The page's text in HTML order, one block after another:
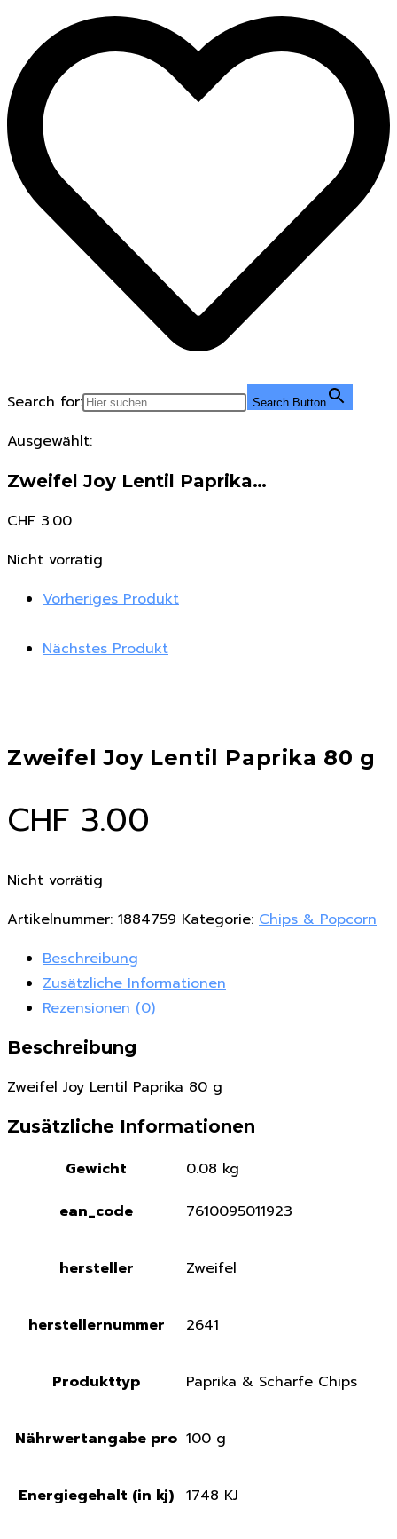
Search for: Search Button
Ausgewählt:
Zweifel Joy Lentil Paprika…
CHF 3.00
Nicht vorrätig
Vorheriges Produkt
Nächstes Produkt
Zweifel Joy Lentil Paprika 80 g
CHF 3.00
Nicht vorrätig
Artikelnummer: 1884759 Kategorie: Chips & Popcorn
Beschreibung
Zusätzliche Informationen
Rezensionen (0)
Beschreibung
Zweifel Joy Lentil Paprika 80 g
Zusätzliche Informationen
Gewicht
0.08 kg
ean_code
7610095011923
hersteller Zweifel
herstellernummer 2641
Produkttyp Paprika & Scharfe Chips
Nährwertangabe pro 100 g
Energiegehalt (in kj) 1748 KJ